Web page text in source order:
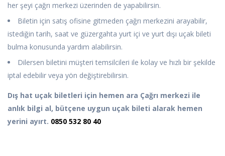
her şeyi çağrı merkezi üzerinden de yapabilirsin.
Biletin için satış ofisine gitmeden çağrı merkezini arayabilir,
istediğin tarih, saat ve güzergahta yurt içi ve yurt dışı uçak bileti
bulma konusunda yardım alabilirsin.
Dilersen biletini müşteri temsilcileri ile kolay ve hızlı bir şekilde
iptal edebilir veya yön değiştirebilirsin.
Dış hat uçak biletleri için hemen ara Çağrı merkezi ile
anlık bilgi al, bütçene uygun uçak bileti alarak hemen
yerini ayırt. 0850 532 80 40